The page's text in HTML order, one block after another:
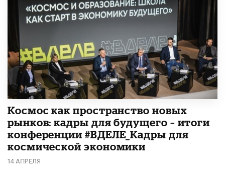
Космос как пространство новых
рынков: кадры для будущего – итоги
конференции #ВДЕЛЕ_Кадры для
космической экономики
14 АПРЕЛЯ